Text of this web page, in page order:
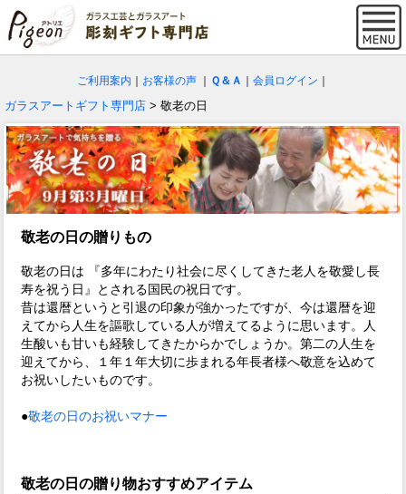
ご利用案内 お客様の声 Ｑ＆Ａ 会員ログイン
ガラスアートギフト専門店 > 敬老の日
敬老の日の贈りもの
敬老の日は 『多年にわたり社会に尽くしてきた老人を敬愛し長
寿を祝う日』とされる国民の祝日です。
昔は還暦というと引退の印象が強かったですが、今は還暦を迎
えてから人生を謳歌している人が増えてるように思います。人
生酸いも甘いも経験してきたからかでしょうか。第二の人生を
迎えてから、１年１年大切に歩まれる年長者様へ敬意を込めて
お祝いしたいものです。
●敬老の日のお祝いマナー
敬老の日の贈り物おすすめアイテム